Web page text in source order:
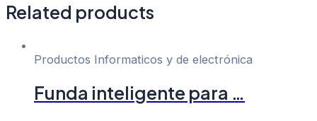
Related products
Productos Informaticos y de electrónica
Funda inteligente para …